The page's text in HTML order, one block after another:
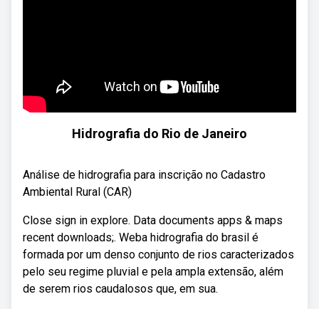
Hidrografia do Rio de Janeiro
Análise de hidrografia para inscrição no Cadastro
Ambiental Rural (CAR)
Close sign in explore. Data documents apps & maps
recent downloads;. Weba hidrografia do brasil é
formada por um denso conjunto de rios caracterizados
pelo seu regime pluvial e pela ampla extensão, além
de serem rios caudalosos que, em sua.